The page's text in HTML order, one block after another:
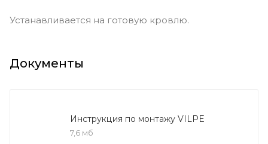
Устанавливается на готовую кровлю.
Документы
Инструкция по монтажу VILPE
7,6 мб